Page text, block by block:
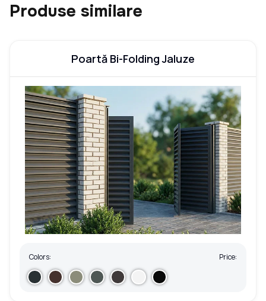
Produse similare
Poartă Bi-Folding Jaluze
Colors: Price: